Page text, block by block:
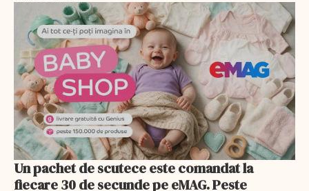
Un pachet de scutece este comandat la
fiecare 30 de secunde pe eMAG. Peste